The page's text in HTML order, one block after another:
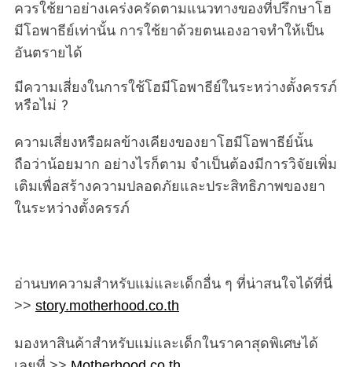
ควรใช้ยาอย่างเคร่งครัดตามแนวทางของที่ปรึกษาโฮ
มีโอพาธีย์เท่านั้น การใช้ยาด้วยตนเองอาจทำให้เป็น
อันตรายได้
มีความเสี่ยงในการใช้โฮมีโอพาธีย์ในระหว่างตั้งครรภ์
หรือไม่ ?
ความเสี่ยงหรือผลข้างเคียงของยาโฮมีโอพาธีย์นั้น
ถือว่าน้อยมาก อย่างไรก็ตาม จำเป็นต้องมีการวิจัยเพิ่ม
เติมเพื่อสร้างความปลอดภัยและประสิทธิภาพของยา
ในระหว่างตั้งครรภ์
อ่านบทความสำหรับแม่และเด็กอื่น ๆ ที่น่าสนใจได้ที่นี่
>> story.motherhood.co.th
มองหาสินค้าสำหรับแม่และเด็กในราคาสุดพิเศษได้